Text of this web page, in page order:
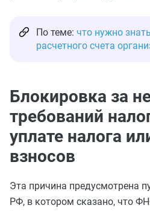
По теме: что нужно
расчетного счета
Блокировка за
требований
уплате налога
взносов
Эта причина предусмотрена
РФ, в котором сказано, что